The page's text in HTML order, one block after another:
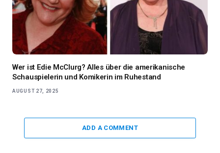
Wer ist Edie McClurg? Alles über die amerikanische
Schauspielerin und Komikerin im Ruhestand
AUGUST 27, 2025
ADD A COMMENT